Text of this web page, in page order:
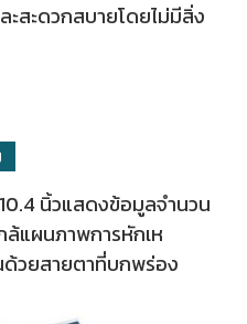
ะสะดวกสบายโดยไม่มีสิ่ง
นิ้วแสดงข้อมูลจำนวน
แผนภาพการหักเห
วยสายตาที่บกพร่อง